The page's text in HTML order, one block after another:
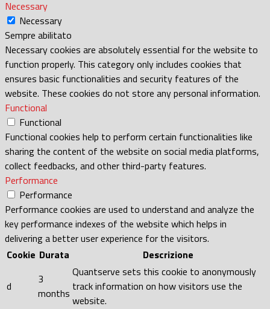
Necessary
Necessary
Sempre abilitato
Necessary cookies are absolutely essential for the website to
function properly. This category only includes cookies that
ensures basic functionalities and security features of the
website. These cookies do not store any personal information.
Functional
Functional
Functional cookies help to perform certain functionalities like
sharing the content of the website on social media platforms,
collect feedbacks, and other third-party features.
Performance
Performance
Performance cookies are used to understand and analyze the
key performance indexes of the website which helps in
delivering a better user experience for the visitors.
Cookie Durata Descrizione
d
3
months
Quantserve sets this cookie to anonymously
track information on how visitors use the
website.